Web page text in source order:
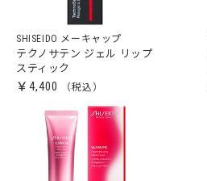
SHISEIDO メーキャップ
テクノサテン ジェル リップ
スティック
￥4,400